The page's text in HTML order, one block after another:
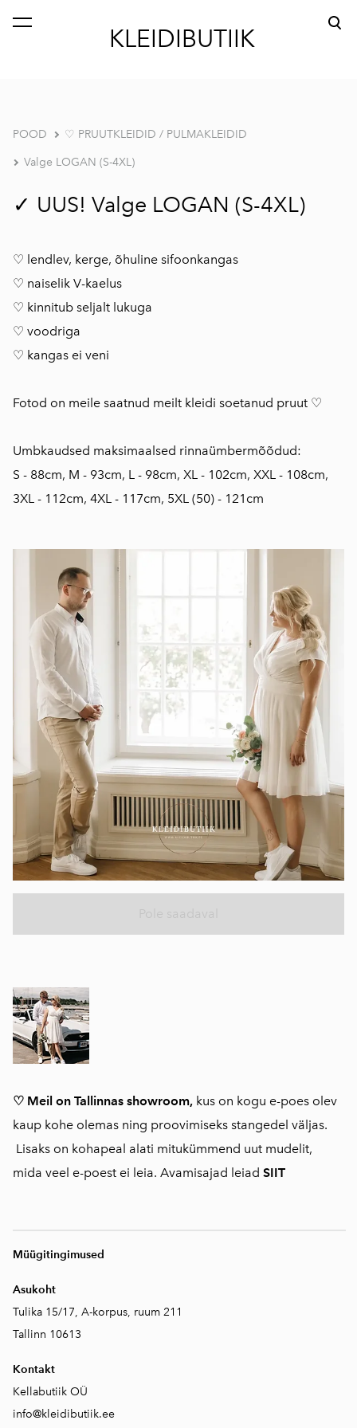
KLEIDIBUTIIK
lisati ostukorvi. Vaata ostukorvi
POOD ♡ PRUUTKLEIDID / PULMAKLEIDID
Valge LOGAN (S-4XL)
♡ Meil on Tallinnas showroom, kus on kogu e-poes olev
kaup kohe olemas ning proovimiseks stangedel väljas.
Lisaks on kohapeal alati mitukümmend uut mudelit,
mida veel e-poest ei leia. Avamisajad leiad SIIT
✓ UUS! Valge LOGAN (S-4XL)
♡ lendlev, kerge, õhuline sifoonkangas
♡ naiselik V-kaelus
♡ kinnitub seljalt lukuga
♡ voodriga
♡ kangas ei veni
Fotod on meile saatnud meilt kleidi soetanud pruut ♡
Umbkaudsed maksimaalsed rinnaümbermõõdud:
S - 88cm, M - 93cm, L - 98cm, XL - 102cm, XXL - 108cm,
3XL - 112cm, 4XL - 117cm, 5XL (50) - 121cm
Müügitingimused
Asukoht
Tulika 15/17, A-korpus, ruum 211
Tallinn 10613
Kontakt
Kellabutiik OÜ
info@kleidibutiik.ee